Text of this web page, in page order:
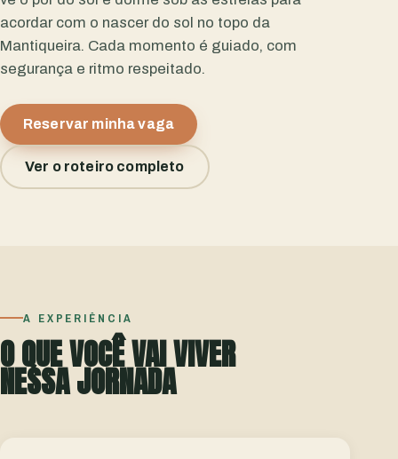
acordar com o nascer do sol no topo da
Mantiqueira. Cada momento é guiado, com
segurança e ritmo respeitado.
Reservar minha vaga
Ver o roteiro completo
A EXPERIÊNCIA
O QUE VOCÊ VAI VIVER
NESSA JORNADA